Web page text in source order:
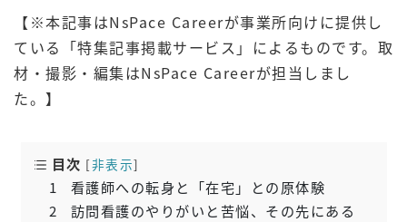
【※本記事はNsPace Careerが事業所向けに提供し
ている「特集記事掲載サービス」によるものです。取
材・撮影・編集はNsPace Careerが担当しまし
た。】
目次 [非表示]
1
看護師への転身と「在宅」との原体験
2
訪問看護のやりがいと苦悩、その先にある